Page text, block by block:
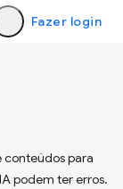
Fazer login
conteúdos para
podem ter erros.